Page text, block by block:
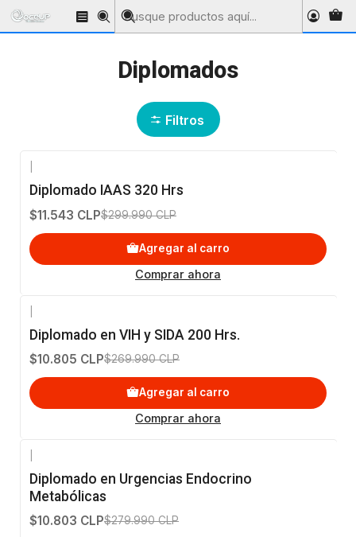
Inicio Diplomados
Diplomados
Filtros
-96% OFF
Diplomado IAAS 320 Hrs
$11.543 CLP$299.990 CLP
Agregar al carro
Comprar ahora
-96% OFF
Diplomado en VIH y SIDA 200 Hrs.
$10.805 CLP$269.990 CLP
Agregar al carro
Comprar ahora
-96% OFF
Diplomado en Urgencias Endocrino
Metabólicas
$10.803 CLP$279.990 CLP